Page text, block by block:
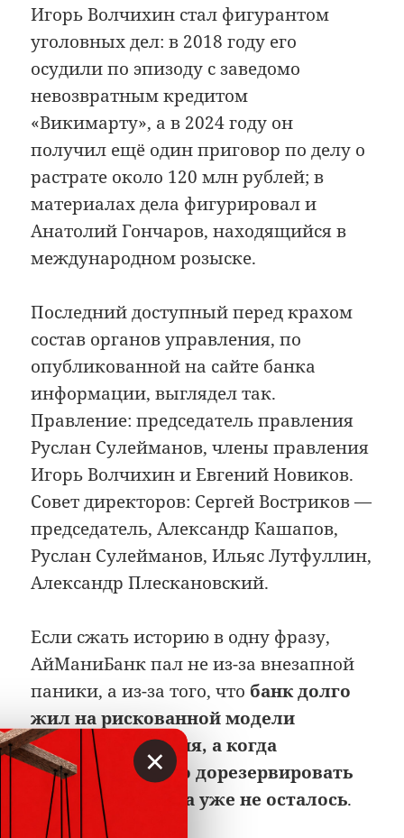
Игорь Волчихин стал фигурантом
уголовных дел: в 2018 году его
осудили по эпизоду с заведомо
невозвратным кредитом
«Викимарту», а в 2024 году он
получил ещё один приговор по делу о
растрате около 120 млн рублей; в
материалах дела фигурировал и
Анатолий Гончаров, находящийся в
международном розыске.
Последний доступный перед крахом
состав органов управления, по
опубликованной на сайте банка
информации, выглядел так.
Правление: председатель правления
Руслан Сулейманов, члены правления
Игорь Волчихин и Евгений Новиков.
Совет директоров: Сергей Востриков —
председатель, Александр Кашапов,
Руслан Сулейманов, Ильяс Лутфуллин,
Александр Плескановский.
Если сжать историю в одну фразу,
АйМаниБанк пал не из-за внезапной
паники, а из-за того, что банк долго
жил на рискованной модели
автокредитования, а когда
пришлось честно дорезервировать
активы, капитала уже не осталось.
×